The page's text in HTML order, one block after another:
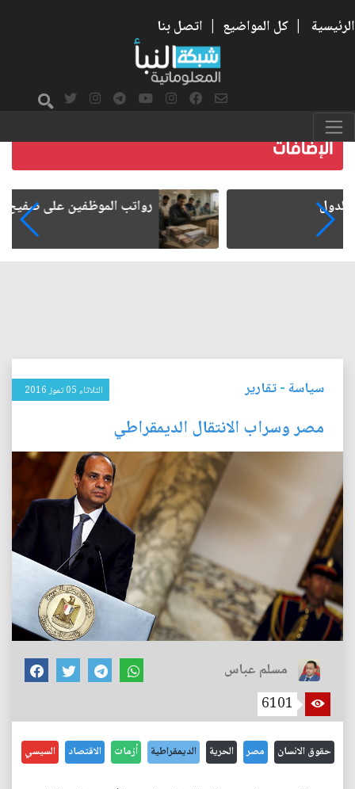
الرئيسية | كل المواضيع | اتصل بنا
رواتب الموظفين على صفيح ساخن
سياسة-تقارير الثلاثاء 05 تموز 2016
مصر وسراب الانتقال الديمقراطي
مسلم عباس
6101
حقوق الانسان مصر الحرية الديمقراطية أزمات الاقتصاد السيسي